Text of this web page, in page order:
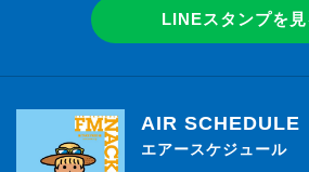
LINEスタンプを見
AIR SCHEDULE
エアースケジュール